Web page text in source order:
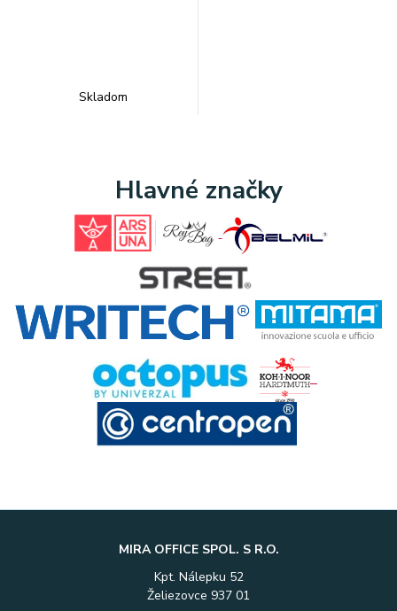
Skladom
Hlavné značky
MIRA OFFICE SPOL. S R.O.
Kpt. Nálepku 52
Želiezovce 937 01